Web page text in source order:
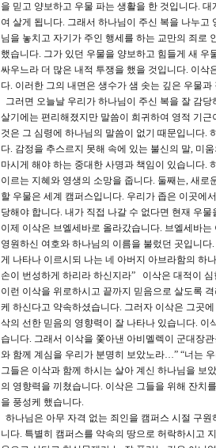
을 믿고 양보하고 우물 파는 생활을 한 것입니다.
여 살게 됩니다. 그래서 하나님이 주신 복을 나누
님을 놓치고 자기가 주인 행세를 하는 교만의 죄로
했습니다. 그가 있던 우물을 양보하고 힘들게 새
싸우느라 더 많은 내적 투쟁을 했을 것입니다. 이삭
다. 이러한 그의 내면은 생수가 샘 솟는 깊은 우물과
그러면 오늘날 우리가 하나님이 주신 복을 잘 감
살기에는 편리해졌지만 말씀이 희귀하여 영적 기
것은 그 심령에 하나님의 말씀이 없기 때문입니다.
다. 감정을 추스르지 못해 속에 있는 불신의 말, 미
마시게 해야 하는 중대한 사명과 책임이 있습니다.
이르는 지혜와 영생의 소망을 줍니다. 둘째는, 새
할 우물은 세계 캠퍼스입니다. 우리가 좁은 이곳에
당해야 합니다. 내가 직접 나갈 수 없다면 현재 우
이제 이삭은 브엘세바로 올라갔습니다. 브엘세바
영원하신 여호와 하나님의 이름을 불렀던 곳입니
게 나타나 이르시되 나는 네 아버지 아브라함의 하
손이 번성하게 하리라 하신지라” 이삭은 대적이
이런 이삭을 위로하시고 끝까지 믿음으로 살도록
케 하신다고 약속하셨습니다. 그러자 이삭은 그곳
삭의 선한 믿음의 영향력이 잘 나타나 있습니다.
습니다. 그래서 이삭을 쫓아낸 아비멜렉이 군대장
와 함께 계심을 우리가 분명히 보았노라…” “너는
그들은 이삭과 함께 하시는 살아 계신 하나님을 보
의 영향력을 끼쳤습니다. 이삭은 그들을 위해 잔치
을 풍성케 했습니다.
하나님은 아무 자격 없는 죄인을 캠퍼스 시절 구
니다. 특별히 캠퍼스를 약속의 땅으로 허락하시고